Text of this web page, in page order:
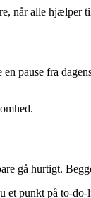
når alle hjælper
pause fra
gå hurtigt.
et punkt på to-do-